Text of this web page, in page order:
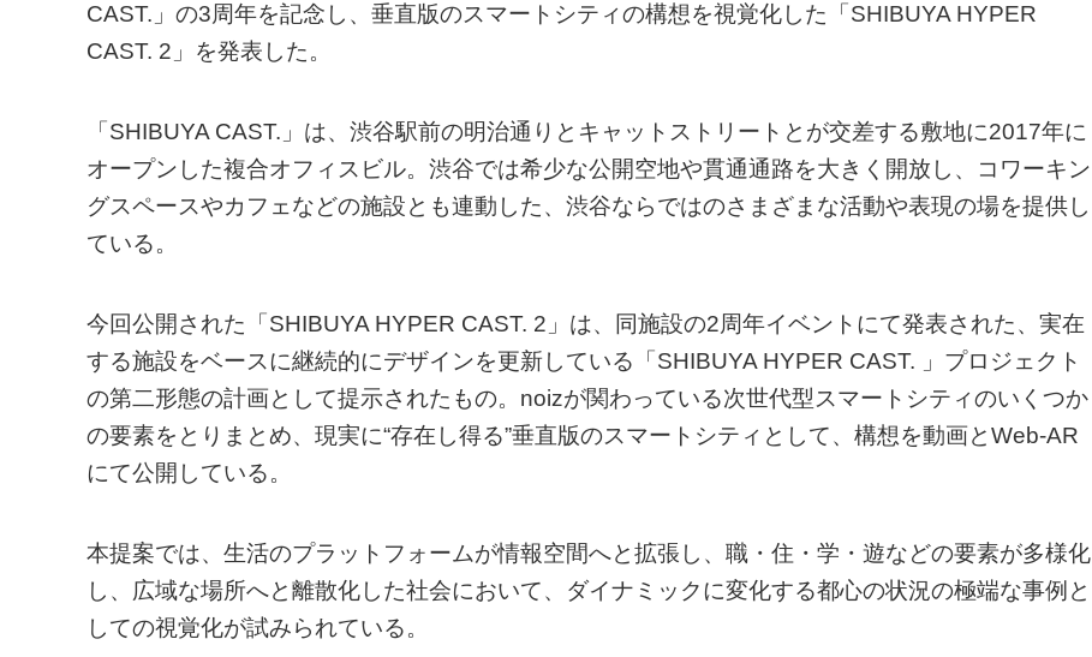
CAST.」の3周年を記念し、垂直版のスマートシティの構想を視覚化した「SHIBUYA HYPER
CAST. 2」を発表した。
「SHIBUYA CAST.」は、渋谷駅前の明治通りとキャットストリートとが交差する敷地に2017年に
オープンした複合オフィスビル。渋谷では希少な公開空地や貫通通路を大きく開放し、コワーキン
グスペースやカフェなどの施設とも連動した、渋谷ならではのさまざまな活動や表現の場を提供し
ている。
今回公開された「SHIBUYA HYPER CAST. 2」は、同施設の2周年イベントにて発表された、実在
する施設をベースに継続的にデザインを更新している「SHIBUYA HYPER CAST. 」プロジェクト
の第二形態の計画として提示されたもの。noizが関わっている次世代型スマートシティのいくつか
の要素をとりまとめ、現実に“存在し得る”垂直版のスマートシティとして、構想を動画とWeb-AR
にて公開している。
本提案では、生活のプラットフォームが情報空間へと拡張し、職・住・学・遊などの要素が多様化
し、広域な場所へと離散化した社会において、ダイナミックに変化する都心の状況の極端な事例と
しての視覚化が試みられている。